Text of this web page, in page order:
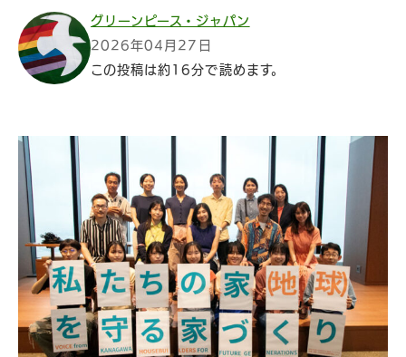
グリーンピース・ジャパン
2026年04月27日
この投稿は約16分で読めます。